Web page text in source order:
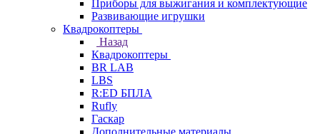
Приборы для выжигания и комплектующие
Развивающие игрушки
Квадрокоптеры
Назад
Квадрокоптеры
BR LAB
LBS
R:ED БПЛА
Rufly
Гаскар
Дополнительные материалы